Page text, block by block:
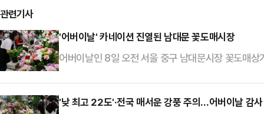
관련기사
'어버이날' 카네이션 진열된 남대문 꽃도매시장
어버이날인 8일 오전 서울 중구 남대문시장 꽃도매
'낮 최고 22도'·전국 매서운 강풍 주의…어버이날 감